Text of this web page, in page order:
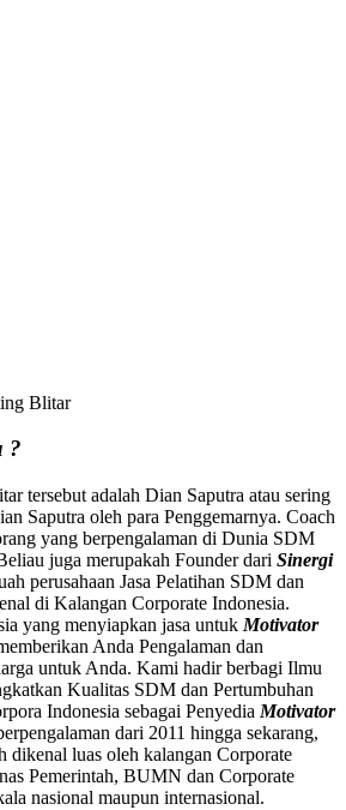
Blitar
?
tersebut adalah Dian Saputra atau sering
Saputra oleh para Penggemarnya. Coach
yang berpengalaman di Dunia SDM
juga merupakah Founder dari Sinergi
perusahaan Jasa Pelatihan SDM dan
di Kalangan Corporate Indonesia.
yang menyiapkan jasa untuk Motivator
Anda Pengalaman dan
untuk Anda. Kami hadir berbagi Ilmu
Kualitas SDM dan Pertumbuhan
Indonesia sebagai Penyedia Motivator
dari 2011 hingga sekarang,
dikenal luas oleh kalangan Corporate
Pemerintah, BUMN dan Corporate
nasional maupun internasional.